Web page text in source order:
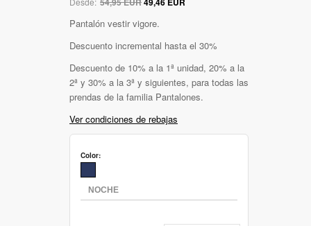
Pantalón vestir vigore.
Descuento incremental hasta el 30%
Descuento de 10% a la 1ª unidad, 20% a la
2ª y 30% a la 3ª y siguientes, para todas las
prendas de la familia Pantalones.
Ver condiciones de rebajas
Color: